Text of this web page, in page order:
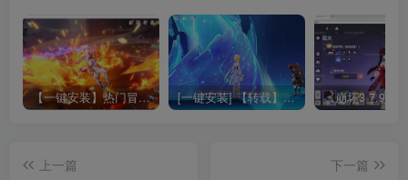
【一键安装】热门冒险策略类游戏崩坏：星穹铁道全新2.3版本一键端+一键代理+一键启动+免虚拟机 [一键安装] 【转载】原神3.4真端服务端+源码+配套客户端+详尽说明+GM工具+源码说明文件
上一篇
下一篇